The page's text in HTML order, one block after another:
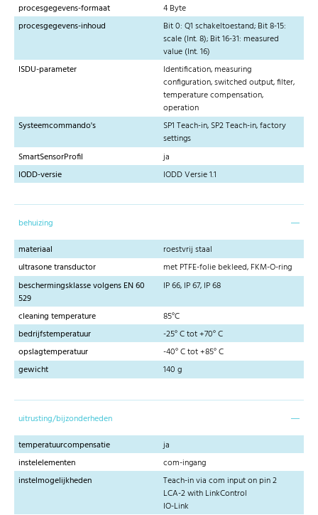
procesgegevens-formaat
4 Byte
procesgegevens-inhoud
Bit 0: Q1 schakeltoestand; Bit 8-15:
scale (Int. 8); Bit 16-31: measured
value (Int. 16)
ISDU-parameter
Identification, measuring
configuration, switched output, filter,
temperature compensation,
operation
Systeemcommando's
SP1 Teach-in, SP2 Teach-in, factory
settings
SmartSensorProfil
ja
IODD-versie
IODD Versie 1.1
behuizing
materiaal
roestvrij staal
ultrasone transductor
met PTFE-folie bekleed, FKM-O-ring
beschermingsklasse volgens EN 60
529
IP 66, IP 67, IP 68
cleaning temperature
85°C
bedrijfstemperatuur
-25° C tot +70° C
opslagtemperatuur
-40° C tot +85° C
gewicht
140 g
uitrusting/bijzonderheden
temperatuurcompensatie
ja
instelelementen
com-ingang
instelmogelijkheden
Teach-in via com input on pin 2
LCA-2 with LinkControl
IO-Link